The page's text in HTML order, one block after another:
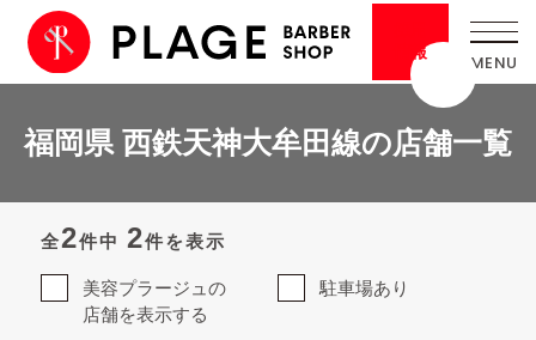
情報
福岡県 西鉄天神大牟田線の店舗一覧
全2件中 2件を表示
美容プラージュの
店舗を表示する
駐車場あり